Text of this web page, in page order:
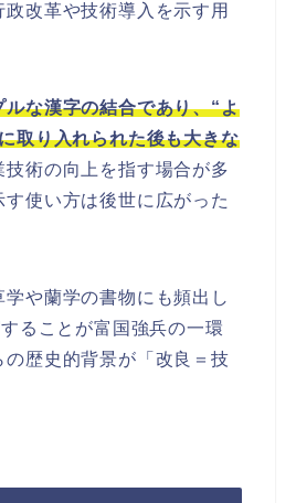
改革や技術導入を示す用
な漢字の結合であり、“よ
取り入れられた後も大きな
術の向上を指す場合が多
使い方は後世に広がった
や蘭学の書物にも頻出し
ることが富国強兵の一環
歴史的背景が「改良＝技